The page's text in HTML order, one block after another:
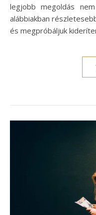
legjobb megoldás
alábbiakban
és megpróbáljuk